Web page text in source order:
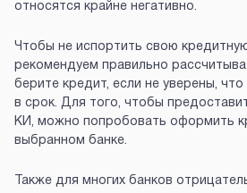
относятся крайне негативно.
Чтобы не испортить свою
рекомендуем правильно
берите кредит, если не уверены,
в срок. Для того, чтобы
КИ, можно попробовать оформить
выбранном банке.
Также для многих банков